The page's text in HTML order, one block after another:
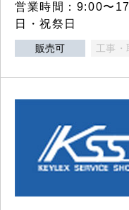
営業時間：9:00〜
日・祝祭日
販売可 工事・